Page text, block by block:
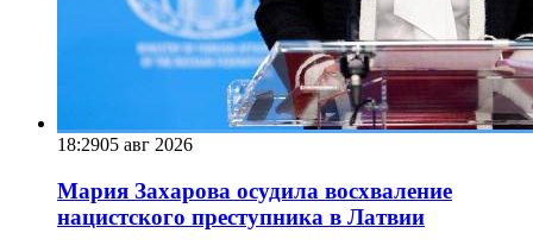
18:2905 авг 2026
Мария Захарова осудила восхваление
нацистского преступника в Латвии